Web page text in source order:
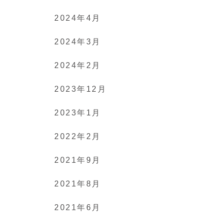
2024年4月
2024年3月
2024年2月
2023年12月
2023年1月
2022年2月
2021年9月
2021年8月
2021年6月